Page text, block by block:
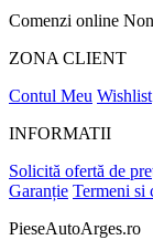
Comenzi online
ZONA CLIENT
Contul Meu Wishlist
INFORMATII
Solicită ofertă de
Garanție Termeni si
PieseAutoArges.ro